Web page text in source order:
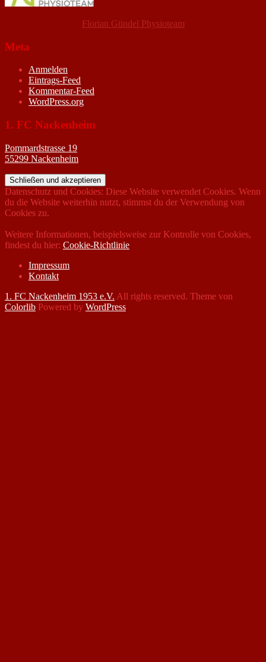
Florian Gündel Physioteam
Meta
Anmelden
Eintrags-Feed
Kommentar-Feed
WordPress.org
1. FC Nackenheim
Pommardstrasse 19
55299 Nackenheim
Datenschutz und Cookies: Diese Website verwendet Cookies. Wenn
du die Website weiterhin nutzt, stimmst du der Verwendung von
Cookies zu.
Weitere Informationen, beispielsweise zur Kontrolle von Cookies,
findest du hier: Cookie-Richtlinie
Impressum
Kontakt
1. FC Nackenheim 1953 e.V. All rights reserved. Theme von
Colorlib Powered by WordPress